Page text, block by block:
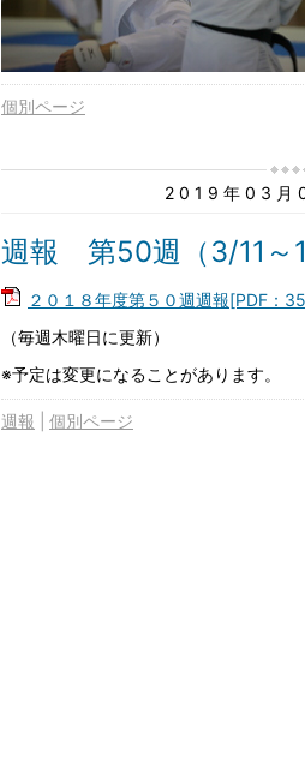
個別ページ
2019年03月
週報 第50週（3/11～
２０１８年度第５０週週報[PDF：
（毎週木曜日に更新）
※予定は変更になることがあります。
週報 個別ページ